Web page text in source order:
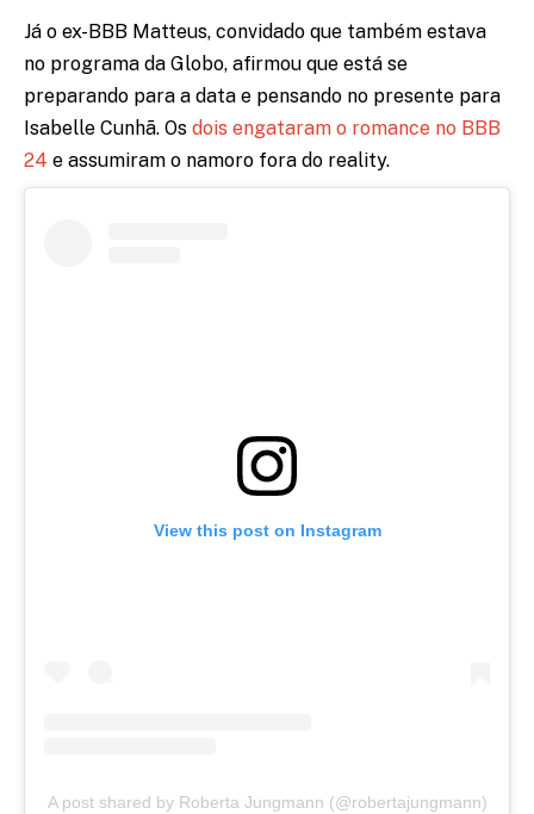
Já o ex-BBB Matteus, convidado que também estava
no programa da Globo, afirmou que está se
preparando para a data e pensando no presente para
Isabelle Cunhã. Os dois engataram o romance no BBB
24 e assumiram o namoro fora do reality.
View this post on Instagram
A post shared by Roberta Jungmann (@robertajungmann)